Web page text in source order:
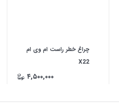
چراغ خطر راست ام وی ام
X22
۴,۵۰۰,۰۰۰